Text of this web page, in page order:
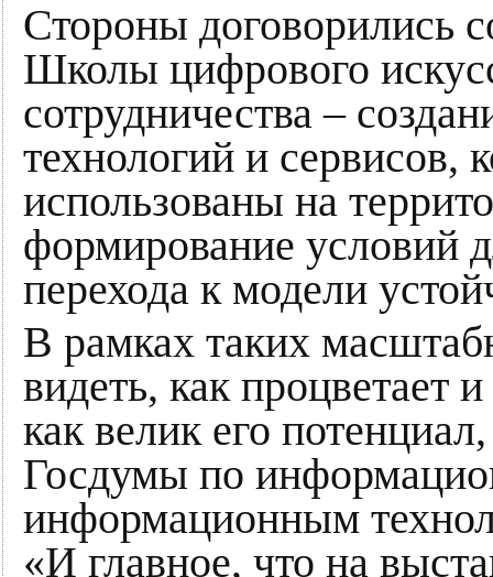
Стороны договорились
Школы цифрового
сотрудничества –
технологий и сервисов,
использованы на
формирование условий
перехода к модели
В рамках таких
видеть, как процветает
как велик его
Госдумы по
информационным
«И главное, что на